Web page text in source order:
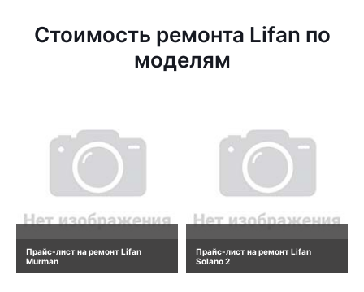
Стоимость ремонта Lifan по
моделям
Прайс-лист на ремонт Lifan
Murman
Прайс-лист на ремонт Lifan
Solano 2